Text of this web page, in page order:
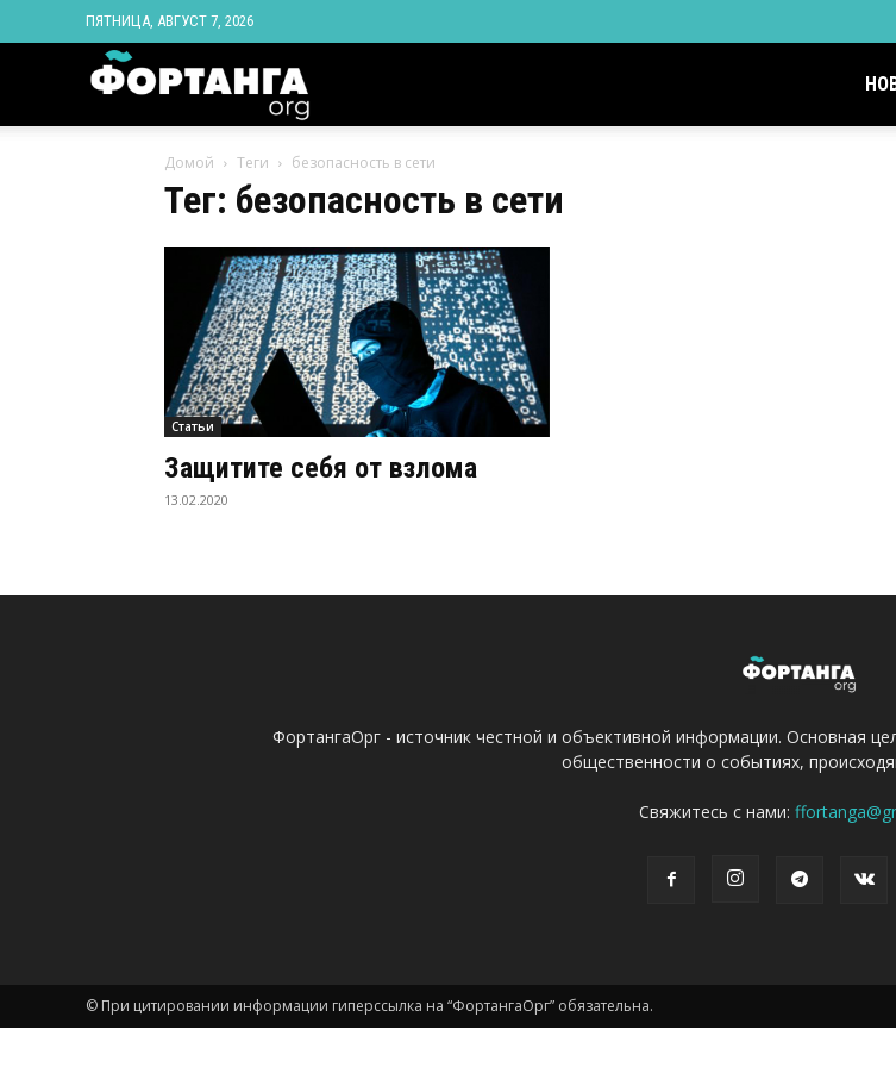
ПЯТНИЦА, АВГУСТ 7, 2026
Ингушетии
Фортанга
орг
Домой Теги безопасность в сети
Тег: безопасность в сети
Статьи
Защитите себя от взлома
13.02.2020
ФортангаОрг - источник честной и объективной информации. Основная
общественности о событиях,
Свяжитесь с нами:
© При цитировании информации гиперссылка на “ФортангаОрг” обязательна.